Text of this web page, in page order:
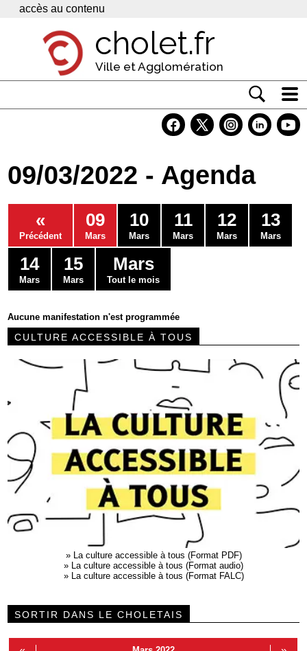
Panneau de gestion des cookies
accès au contenu
cholet.fr
Ville et Agglomération
Economie
Services
Contacts
09/03/2022 - Agenda
«
Précédent
09
Mars
10
Mars
11
Mars
12
Mars
13
Mars
14
Mars
15
Mars
Mars
Tout le mois
Aucune manifestation n'est programmée
CULTURE ACCESSIBLE À TOUS
»
La culture accessible à tous (Format PDF)
»
La culture accessible à tous (Format audio)
»
La culture accessible à tous (Format FALC)
SORTIR DANS LE CHOLETAIS